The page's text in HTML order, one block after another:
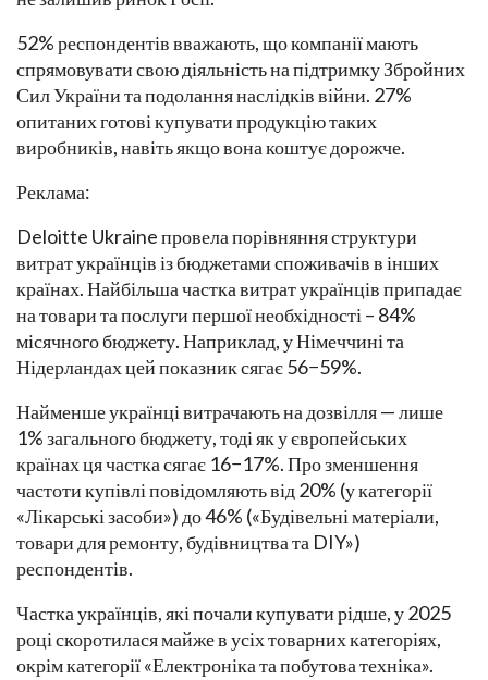
52% респондентів вважають, що компанії мають
спрямовувати свою діяльність на підтримку Збройних
Сил України та подолання наслідків війни. 27%
опитаних готові купувати продукцію таких
виробників, навіть якщо вона коштує дорожче.
Реклама:
Deloitte Ukraine провела порівняння структури
витрат українців із бюджетами споживачів в інших
країнах. Найбільша частка витрат українців припадає
на товари та послуги першої необхідності – 84%
місячного бюджету. Наприклад, у Німеччині та
Нідерландах цей показник сягає 56−59%.
Найменше українці витрачають на дозвілля — лише
1% загального бюджету, тоді як у європейських
країнах ця частка сягає 16−17%. Про зменшення
частоти купівлі повідомляють від 20% (у категорії
«Лікарські засоби») до 46% («Будівельні матеріали,
товари для ремонту, будівництва та DIY»)
респондентів.
Частка українців, які почали купувати рідше, у 2025
році скоротилася майже в усіх товарних категоріях,
окрім категорії «Електроніка та побутова техніка».